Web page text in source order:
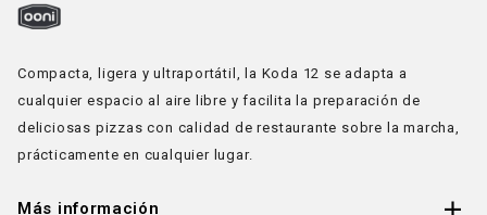
Compacta, ligera y ultraportátil, la Koda 12 se adapta a
cualquier espacio al aire libre y facilita la preparación de
deliciosas pizzas con calidad de restaurante sobre la marcha,
prácticamente en cualquier lugar.
Más información